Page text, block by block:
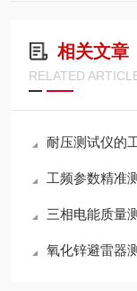
相关文章
RELATED
耐压测试仪的
工频参数精准
三相电能质量
氧化锌避雷器